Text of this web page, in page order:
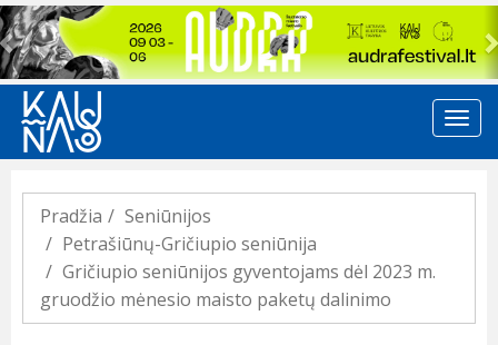
Previous
Pradžia
Seniūnijos
Petrašiūnų-Gričiupio seniūnija
Gričiupio seniūnijos gyventojams dėl 2023 m.
gruodžio mėnesio maisto paketų dalinimo